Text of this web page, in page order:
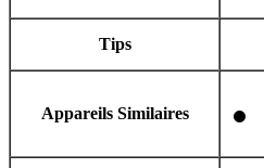
Tips
Appareils Similaires